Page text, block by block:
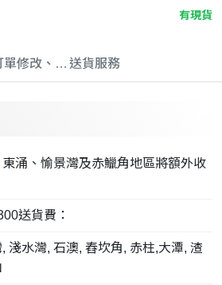
有現貨
修改、取消與退款政策
送貨服務
涌、愉景灣及赤鱲角地區將額外收
送貨費：
淺水灣, 石澳, 舂坎角, 赤柱,大潭, 渣